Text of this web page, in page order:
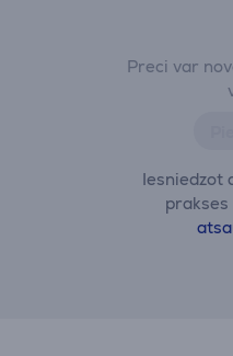
Preci var
Iesniedzot